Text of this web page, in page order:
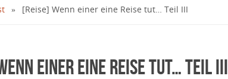
» [Reise] Wenn einer eine Reise tut… Teil III
einer eine Reise tut… Teil III